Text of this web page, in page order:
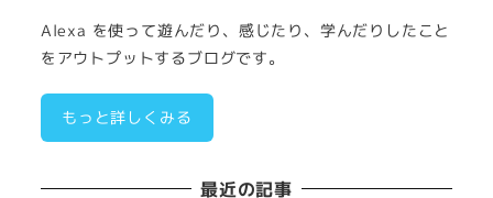
Alexa を使って遊んだり、感じたり、学んだりしたこと
をアウトプットするブログです。
もっと詳しくみる
最近の記事